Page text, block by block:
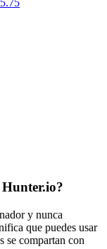
y nunca
que puedes usar
se compartan con